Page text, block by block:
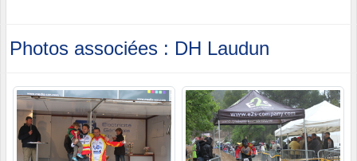
Photos associées : DH Laudun